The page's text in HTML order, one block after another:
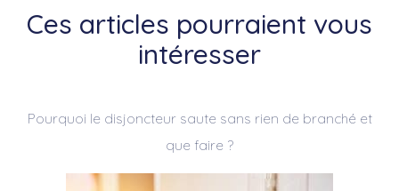
Ces articles pourraient vous
intéresser
Pourquoi le disjoncteur saute sans rien de branché et
que faire ?